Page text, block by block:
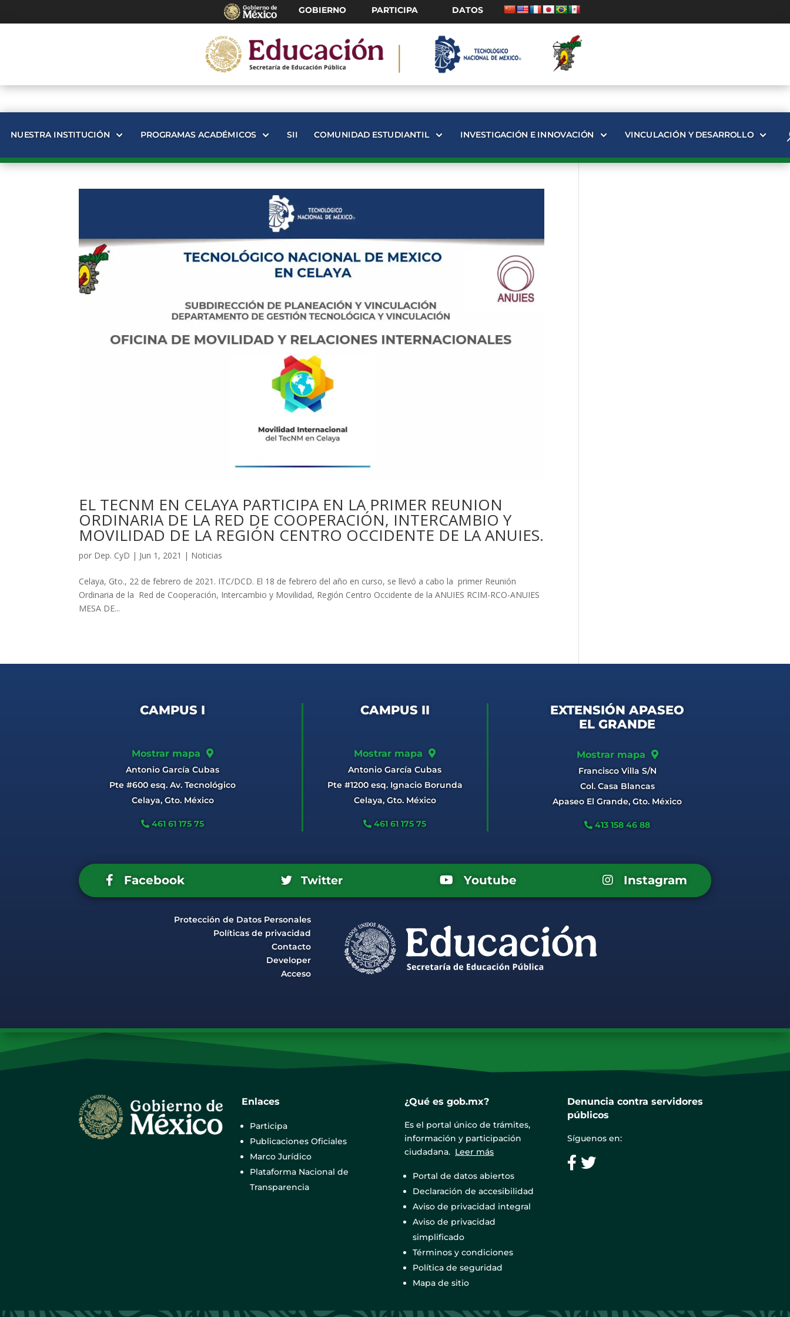
GOBIERNO PARTICIPA DATOS
NUESTRA INSTITUCIÓN PROGRAMAS ACADÉMICOS SII COMUNIDAD ESTUDIANTIL INVESTIGACIÓN E INNOVACIÓN VINCULACIÓN Y DESARROLLO
EL TECNM EN CELAYA PARTICIPA EN LA PRIMER REUNION
ORDINARIA DE LA RED DE COOPERACIÓN, INTERCAMBIO Y
MOVILIDAD DE LA REGIÓN CENTRO OCCIDENTE DE LA ANUIES.
por Dep. CyD | Jun 1, 2021 | Noticias
Celaya, Gto., 22 de febrero de 2021. ITC/DCD. El 18 de febrero del año en curso, se llevó a cabo la primer Reunión
Ordinaria de la Red de Cooperación, Intercambio y Movilidad, Región Centro Occidente de la ANUIES RCIM-RCO-ANUIES
MESA DE...
CAMPUS I
Mostrar mapa
Antonio García Cubas
Pte #600 esq. Av. Tecnológico
Celaya, Gto. México
461 61 175 75
CAMPUS II
Mostrar mapa
Antonio García Cubas
Pte #1200 esq. Ignacio Borunda
Celaya, Gto. México
461 61 175 75
EXTENSIÓN APASEO
EL GRANDE
Mostrar mapa
Francisco Villa S/N
Col. Casa Blancas
Apaseo El Grande, Gto. México
413 158 46 88
Facebook Twitter Youtube Instagram
Protección de Datos Personales
Políticas de privacidad
Contacto
Developer
Acceso
Enlaces
Participa
Publicaciones Oficiales
Marco Jurídico
Plataforma Nacional de
Transparencia
¿Qué es gob.mx?
Es el portal único de trámites,
información y participación
ciudadana. Leer más
Portal de datos abiertos
Declaración de accesibilidad
Aviso de privacidad integral
Aviso de privacidad
simplificado
Términos y condiciones
Política de seguridad
Mapa de sitio
Denuncia contra servidores
públicos
Síguenos en: